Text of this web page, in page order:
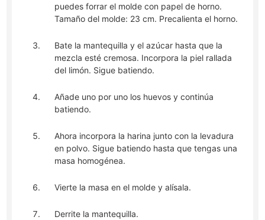
puedes forrar el molde con papel de horno.
Tamaño del molde: 23 cm. Precalienta el horno.
Bate la mantequilla y el azúcar hasta que la
mezcla esté cremosa. Incorpora la piel rallada
del limón. Sigue batiendo.
Añade uno por uno los huevos y continúa
batiendo.
Ahora incorpora la harina junto con la levadura
en polvo. Sigue batiendo hasta que tengas una
masa homogénea.
Vierte la masa en el molde y alísala.
Derrite la mantequilla.